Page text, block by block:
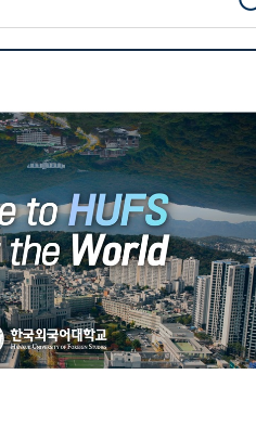
학교 오피셜영상
(국문)